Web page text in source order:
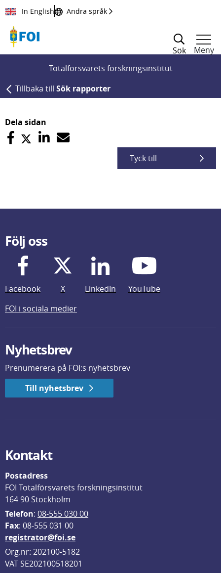
Till innehållet
In English Andra språk
Sök
Meny
Totalförsvarets forskningsinstitut
Tillbaka till Sök rapporter
Dela sidan
Tyck till
Följ oss
Facebook X LinkedIn
YouTube
FOI i sociala medier
Nyhetsbrev
Prenumerera på FOI:s nyhetsbrev
Till nyhetsbrev
Kontakt
Postadress
FOI Totalförsvarets forskningsinstitut
164 90 Stockholm
Telefon: 08-555 030 00
Fax: 08-555 031 00
registrator@foi.se
Org.nr: 202100-5182
VAT SE202100518201